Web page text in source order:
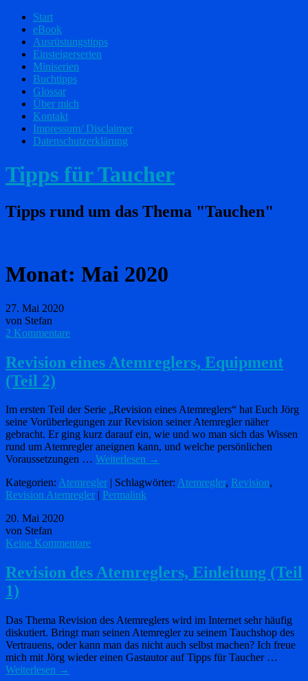
Start
eBook
Ausrüstungstipps
Einsteigerserien
Miniserien
Buchtipps
Glossar
Über mich
Kontakt
Impressum/ Disclaimer
Datenschutzerklärung
Tipps für Taucher
Tipps rund um das Thema "Tauchen"
Monat: Mai 2020
27. Mai 2020
von Stefan
2 Kommentare
Revision eines Atemreglers, Equipment
(Teil 2)
Im ersten Teil der Serie „Revision eines Atemreglers“ hat Euch Jörg
seine Vorüberlegungen zur Revision seiner Atemregler näher
gebracht. Er ging kurz darauf ein, wie und wo man sich das Wissen
rund um Atemregler aneignen kann, und welche persönlichen
Voraussetzungen … Weiterlesen →
Kategorien: Atemregler | Schlagwörter: Atemregler, Revision,
Revision Atemregler
Permalink
20. Mai 2020
von Stefan
Keine Kommentare
Revision des Atemreglers, Einleitung (Teil
1)
Das Thema Revision des Atemreglers wird im Internet sehr häufig
diskutiert. Bringt man seinen Atemregler zu seinem Tauchshop des
Vertrauens, oder kann man das nicht auch selbst machen? Ich freue
mich mit Jörg wieder einen Gastautor auf Tipps für Taucher …
Weiterlesen →